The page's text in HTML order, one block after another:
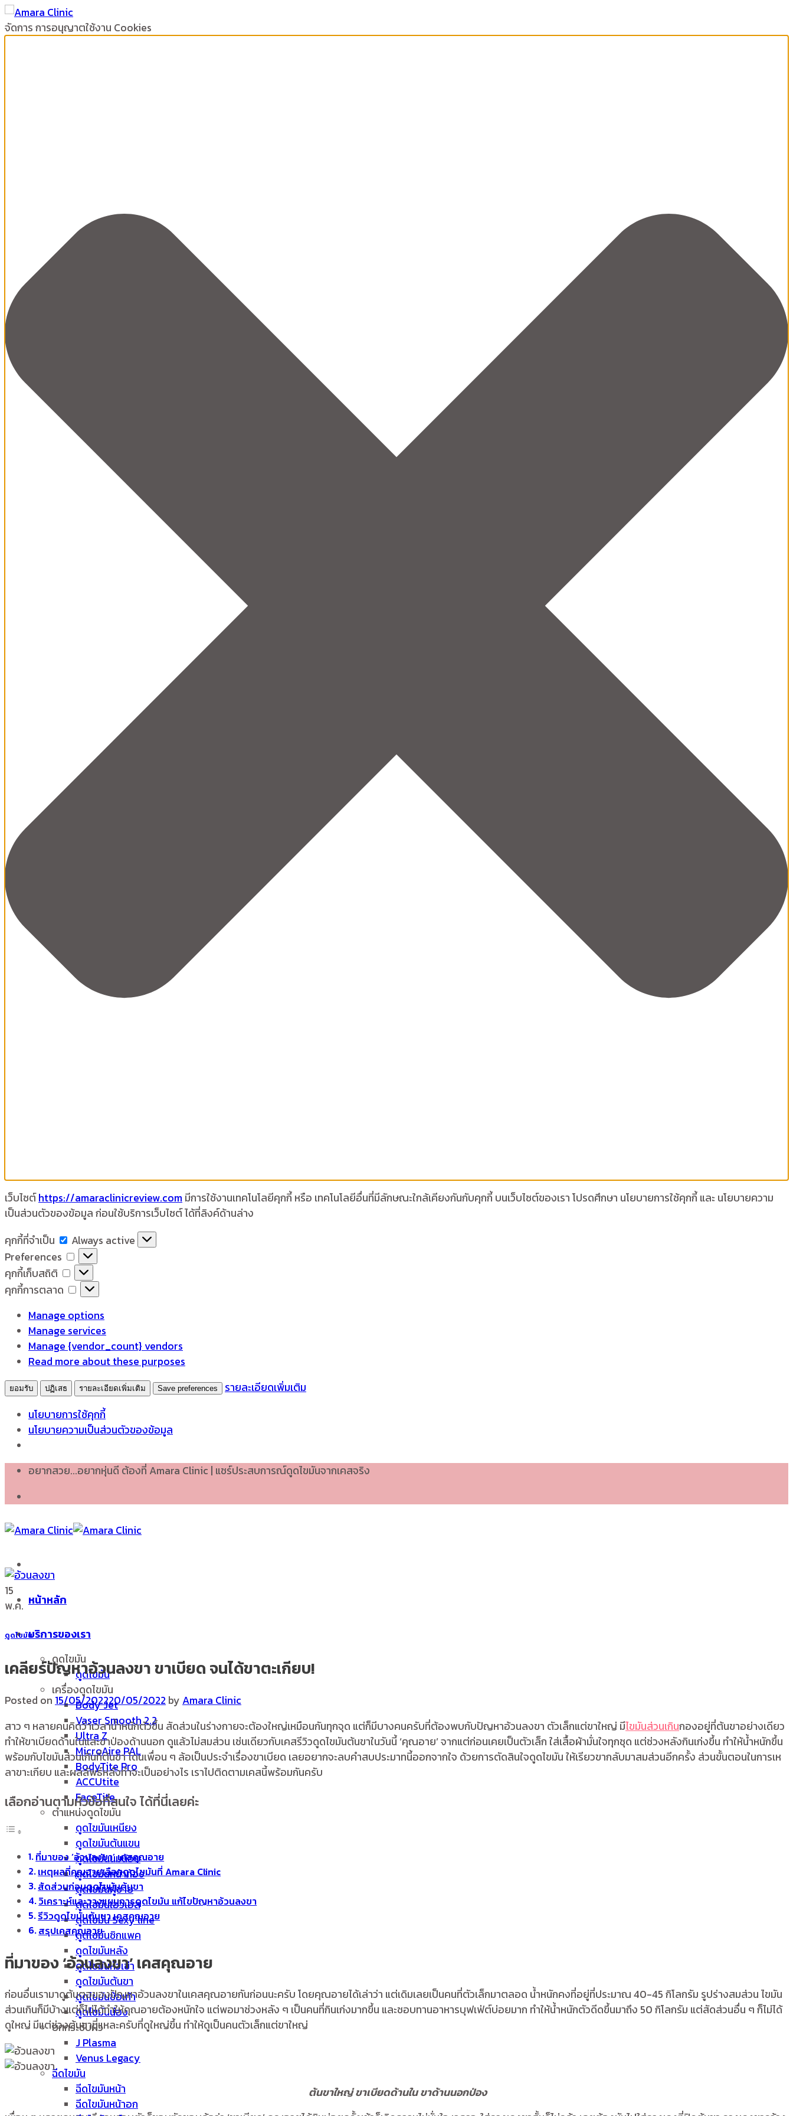
จัดการ การอนุญาตใช้งาน Cookies
เว็บไซต์https://amaraclinicreview.comมีการใช้งานเทคโนโลยีคุกกี้ หรือ เทคโนโลยีอื่นที่มีลักษณะใกล้เคียงกันกับคุกกี้ บนเว็บไซต์ของเรา โปรดศึกษา นโยบายการใช้คุกกี้ และ นโยบายความ
เป็นส่วนตัวของข้อมูล ก่อนใช้บริการเว็บไซต์ ได้ที่ลิงค์ด้านล่าง
คุกกี้ที่จำเป็น
คุกกี้
ที่
จำเป็น
Always active
Preferences
Preferences
คุกกี้เก็บสถิติ
คุกกี้
เก็บ
สถิติ
คุกกี้การตลาด
คุกกี้
ตลาด
Manage options
Manage services
Manage {vendor_count} vendors
Read more about these purposes
ยอมรับ ปฏิเสธ รายละเอียดเพิ่มเติม Save preferences
รายละเอียดเพิ่มเติม
นโยบายการใช้คุกกี้
นโยบายความเป็นส่วนตัวของข้อมูล
Skip
content
อยากสวย...อยากหุ่นดี ต้องที่ Amara Clinic | แชร์ประสบการณ์ดูดไขมันจากเคสจริง
หน้าหลัก
บริการของเรา
ดูดไขมัน
ดูดไขมัน
เครื่องดูดไขมัน
Body Jet
Vaser Smooth 2.2
Ultra Z
MicroAire PAL
BodyTite Pro
ACCUtite
FaceTite
ตำแหน่งดูดไขมัน
ดูดไขมันเหนียง
ดูดไขมันต้นแขน
ดูดไขมันนมน้อย
ดูดไขมันหน้าท้อง
ดูดไขมันผู้ชาย
ดูดไขมันเอวเอส
ดูดไขมัน Sexy line
ดูดไขมันซิกแพค
ดูดไขมันหลัง
ดูดไขมันหัวเข่า
ดูดไขมันต้นขา
ดูดไขมันข้อเท้า
ดูดไขมันน่อง
ยกกระชับผิว
J Plasma
Venus Legacy
ฉีดไขมัน
ฉีดไขมันหน้า
ฉีดไขมันหน้าอก
15
พ.ค.
ดูดไขมัน
เคลียร์ปัญหาอ้วนลงขา ขาเบียด จนได้ขาตะเกียบ!
Posted on15/05/202220/05/2022byAmara Clinic
สาว ๆ หลายคนคิดว่าเวลาน้ำหนักตัวขึ้น สัดส่วนในร่างกายจะต้องใหญ่เหมือนกันทุกจุด แต่ก็มีบางคนครับที่ต้องพบกับปัญหาอ้วนลงขา ตัวเล็กแต่ขาใหญ่ มีไขมันส่วนเกินกองอยู่ที่ต้นขาอย่างเดียว
ทำให้ขาเบียดด้านในและขาป่องด้านนอก ดูแล้วไม่สมส่วน เช่นเดียวกับเคสรีวิวดูดไขมันต้นขาในวันนี้ ‘คุณอาย’ จากแต่ก่อนเคยเป็นตัวเล็ก ใส่เสื้อผ้ามั่นใจทุกชุด แต่ช่วงหลังกินเก่งขึ้น ทำให้น้ำหนักขึ้น
พร้อมกับไขมันส่วนเกินที่ต้นขา โดนเพื่อน ๆ ล้อเป็นประจำเรื่องขาเบียด เลยอยากจะลบคำสบประมาทนี้ออกจากใจ ด้วยการตัดสินใจดูดไขมัน ให้เรียวขากลับมาสมส่วนอีกครั้ง ส่วนขั้นตอนในการเห
ลาขาะเกียบ และผลลัพธ์หลังทำจะเป็นอย่างไร เราไปติดตามเคสนี้พร้อมกันครับ
เลือกอ่านตามหัวข้อที่สนใจ ได้ที่นี่เลยค่ะ
ที่มาของ ‘อ้วนลงขา’ เคสคุณอาย
เหตุผลที่คุณอายเลือกดูดไขมันที่ Amara Clinic
สัดส่วนก่อนดูดไขมันต้นขา
วิเคราะห์และวางแผนการดูดไขมัน แก้ไขปัญหาอ้วนลงขา
รีวิวดูดไขมันต้นขา เคสคุณอาย
สรุปเคสคุณอาย
ที่มาของ ‘อ้วนลงขา’ เคสคุณอาย
ก่อนอื่นเรามาดูต้นตอของปัญหาอ้วนลงขาในเคสคุณอายกันก่อนนะครับ โดยคุณอายได้เล่าว่า แต่เดิมเลยเป็นคนที่ตัวเล็กมาตลอด น้ำหนักคงที่อยู่ที่ประมาณ 40-45 กิโลกรัม รูปร่างสมส่วน ไขมัน
ส่วนเกินก็มีบ้างแต่ก็ไม่ได้ทำให้คุณอายต้องหนักใจ แต่พอมาช่วงหลัง ๆ เป็นคนที่กินเก่งมากขึ้น และชอบทานอาหารบุฟเฟ่ต์บ่อยมาก ทำให้น้ำหนักตัวดีดขึ้นมาถึง 50 กิโลกรัม แต่สัดส่วนอื่น ๆ ก็ไม่ได้
ดูใหญ่ มีแต่ช่วงต้นขานี่แหละครับที่ดูใหญ่ขึ้น ทำให้ดูเป็นคนตัวเล็กแต่ขาใหญ่
ต้นขาใหญ่ ขาเบียดด้านใน ขาด้านนอกป่อง